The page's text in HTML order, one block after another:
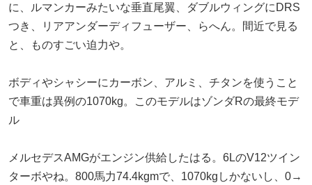
に、ルマンカーみたいな垂直尾翼、ダブルウィングにDRS
つき、リアアンダーディフューザー、らへん。間近で見る
と、ものすごい迫力や。
ボディやシャシーにカーボン、アルミ、チタンを使うこと
で車重は異例の1070kg。このモデルはゾンダRの最終モデ
ル
メルセデスAMGがエンジン供給したはる。6LのV12ツイン
ターボやね。800馬力74.4kgmで、1070kgしかないし、0→